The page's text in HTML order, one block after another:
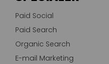
Paid Social
Paid Search
Organic Search
E-mail Marketing